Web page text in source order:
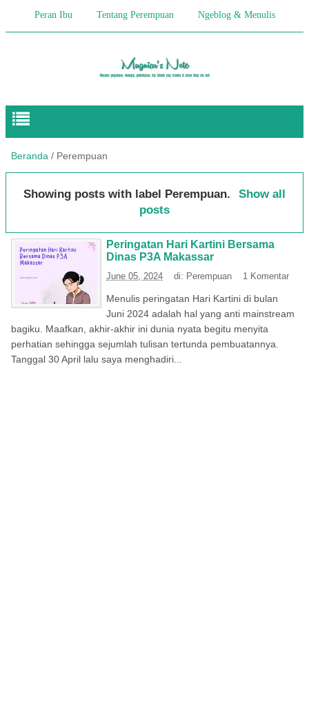
Peran Ibu Tentang Perempuan Ngeblog & Menulis
Pendidikan Anak
Beranda / Perempuan
Showing posts with label Perempuan.
Show all
posts
Peringatan Hari Kartini Bersama
Dinas P3A Makassar
June 05, 2024 di: Perempuan 1 Komentar
Menulis peringatan Hari Kartini di bulan
Juni 2024 adalah hal yang anti mainstream
bagiku. Maafkan, akhir-akhir ini dunia nyata begitu menyita
perhatian sehingga sejumlah tulisan tertunda pembuatannya.
Tanggal 30 April lalu saya menghadiri...